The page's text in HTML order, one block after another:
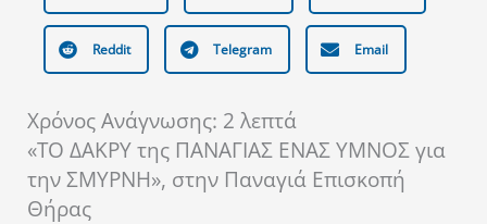
Reddit Telegram Email
Χρόνος Ανάγνωσης: 2 λεπτά
«ΤΟ ΔΑΚΡΥ της ΠΑΝΑΓΙΑΣ ΕΝΑΣ ΥΜΝΟΣ για
την ΣΜΥΡΝΗ», στην Παναγιά Επισκοπή
Θήρας